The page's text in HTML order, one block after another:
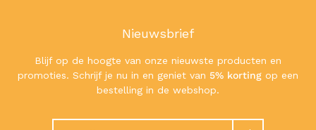
Nieuwsbrief
Blijf op de hoogte van onze nieuwste producten en
promoties. Schrijf je nu in en geniet van 5% korting op een
bestelling in de webshop.